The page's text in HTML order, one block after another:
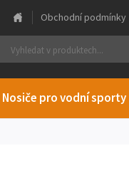
Nosiče pro vodní sporty
Obchodní podmínky